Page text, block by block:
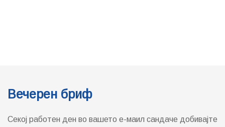
Вечерен бриф
Секој работен ден во вашето е-маил сандаче добивајте